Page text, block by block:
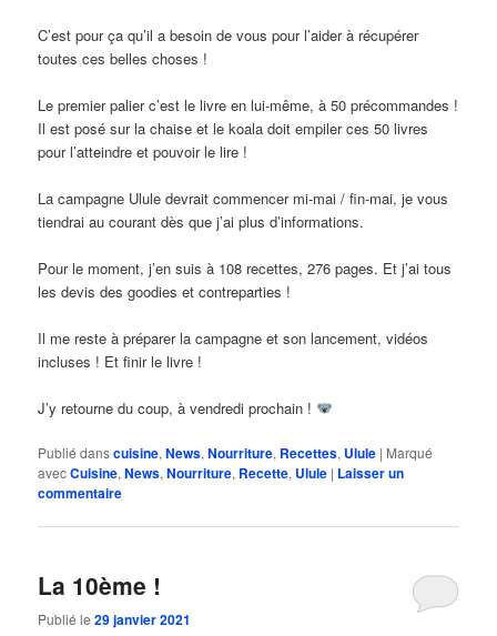
C’est pour ça qu’il a besoin de vous pour l’aider à récupérer
toutes ces belles choses !
Le premier palier c’est le livre en lui-même, à 50 précommandes !
Il est posé sur la chaise et le koala doit empiler ces 50 livres
pour l’atteindre et pouvoir le lire !
La campagne Ulule devrait commencer mi-mai / fin-mai, je vous
tiendrai au courant dès que j’ai plus d’informations.
Pour le moment, j’en suis à 108 recettes, 276 pages. Et j’ai tous
les devis des goodies et contreparties !
Il me reste à préparer la campagne et son lancement, vidéos
incluses ! Et finir le livre !
J’y retourne du coup, à vendredi prochain !
Publié danscuisine,News,Nourriture, Recettes, Ulule | Marqué
avecCuisine,News,Nourriture, Recette, Ulule | Laisser un
commentaire
La 10ème !
Publié le29 janvier 2021